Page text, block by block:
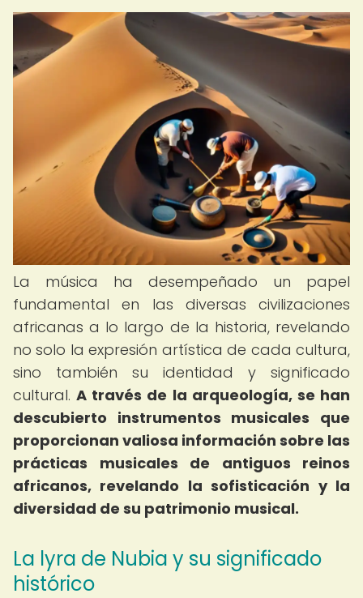
La música ha desempeñado un papel
fundamental en las diversas civilizaciones
africanas a lo largo de la historia, revelando
no solo la expresión artística de cada cultura,
sino también su identidad y significado
cultural.A través de la arqueología, se han
descubierto instrumentos musicales que
proporcionan valiosa información sobre las
prácticas musicales de antiguos reinos
africanos, revelando la sofisticación y la
diversidad de su patrimonio musical.
La lyra de Nubia y su significado
histórico